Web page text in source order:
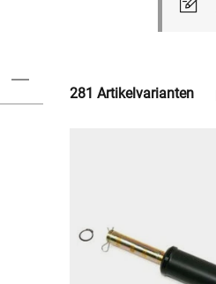
281 Artikelvarianten